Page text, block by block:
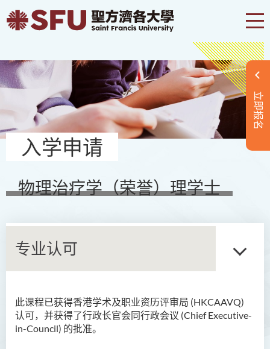
立即报名
入学申请
物理治疗学（荣誉）理学士
专业认可
此课程已获得香港学术及职业资历评审局 (HKCAAVQ)
认可，并获得了行政长官会同行政会议 (Chief Executive-
in-Council) 的批准。
语言及文化（荣誉）文学士